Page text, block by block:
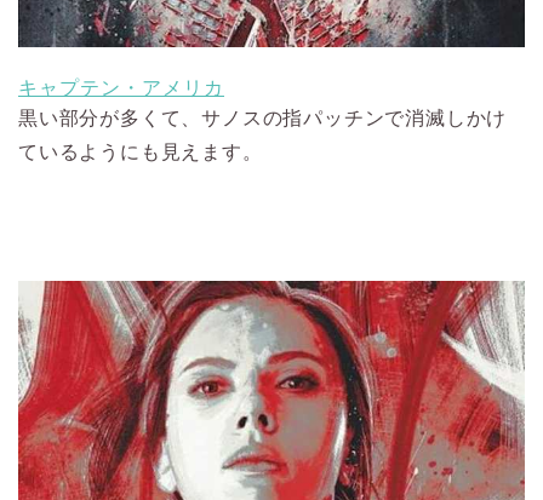
キャプテン・アメリカ
黒い部分が多くて、サノスの指パッチンで消滅しかけ
ているようにも見えます。